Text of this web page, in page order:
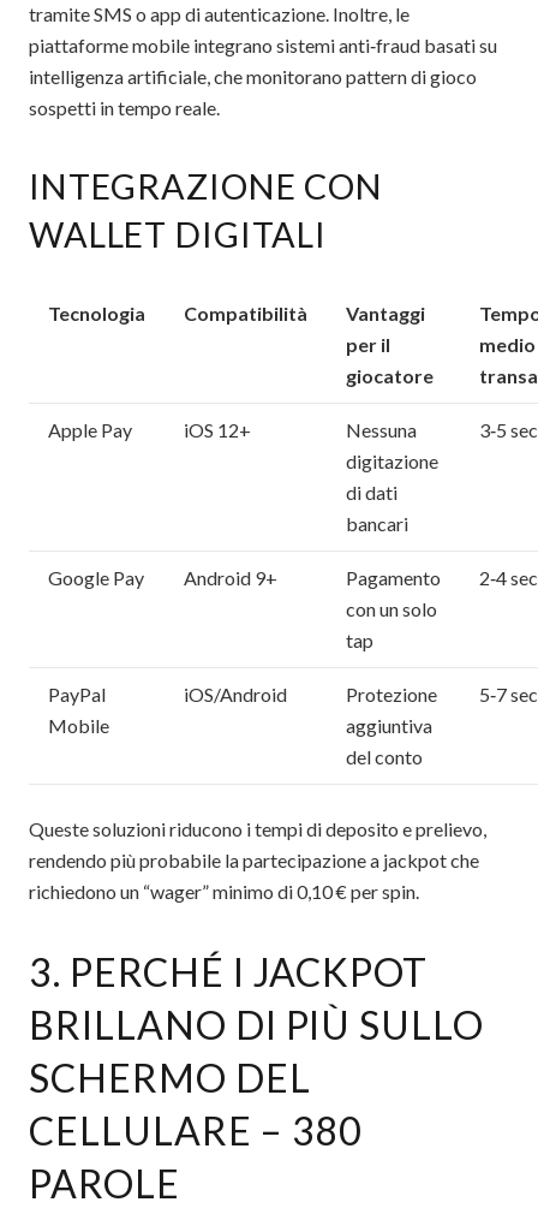
tramite SMS o app di autenticazione. Inoltre, le
piattaforme mobile integrano sistemi anti‑fraud basati su
intelligenza artificiale, che monitorano pattern di gioco
sospetti in tempo reale.
INTEGRAZIONE CON
WALLET DIGITALI
Tecnologia Compatibilità
Vantaggi
per il
giocatore
Apple Pay iOS 12+
Nessuna
digitazione
di dati
bancari
3‑5
Google Pay Android 9+
Pagamento
con un solo
tap
2‑4
PayPal
Mobile
iOS/Android
Protezione
aggiuntiva
del conto
5‑7
Queste soluzioni riducono i tempi di deposito e prelievo,
rendendo più probabile la partecipazione a jackpot che
richiedono un “wager” minimo di 0,10 € per spin.
3. PERCHÉ I JACKPOT
BRILLANO DI PIÙ SULLO
SCHERMO DEL
CELLULARE – 380
PAROLE